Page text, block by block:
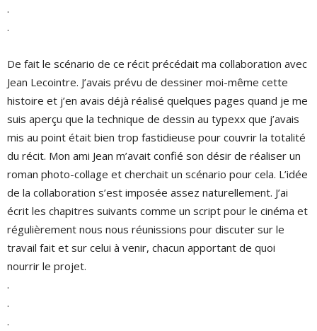
.
.
De fait le scénario de ce récit précédait ma collaboration avec
Jean Lecointre. J’avais prévu de dessiner moi-même cette
histoire et j’en avais déjà réalisé quelques pages quand je me
suis aperçu que la technique de dessin au typexx que j’avais
mis au point était bien trop fastidieuse pour couvrir la totalité
du récit. Mon ami Jean m’avait confié son désir de réaliser un
roman photo-collage et cherchait un scénario pour cela. L’idée
de la collaboration s’est imposée assez naturellement. J’ai
écrit les chapitres suivants comme un script pour le cinéma et
régulièrement nous nous réunissions pour discuter sur le
travail fait et sur celui à venir, chacun apportant de quoi
nourrir le projet.
.
.
.